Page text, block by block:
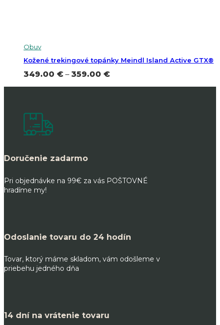
Obuv
Kožené trekingové topánky Meindl Island Active GTX®
349.00 € – 359.00 €Price
Doručenie zadarmo
Pri objednávke na 99€ za vás POŠTOVNÉ
hradíme my!
Odoslanie tovaru do 24 hodín
Tovar, ktorý máme skladom, vám odošleme v
priebehu jedného dňa
14 dní na vrátenie tovaru